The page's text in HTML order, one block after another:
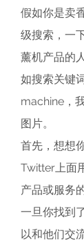
假如你是卖
级搜索，一
薰机产品的
如搜索关键
machine，
图片。
首先，想想
Twitter上面
产品或服务
一旦你找到
以和他们交